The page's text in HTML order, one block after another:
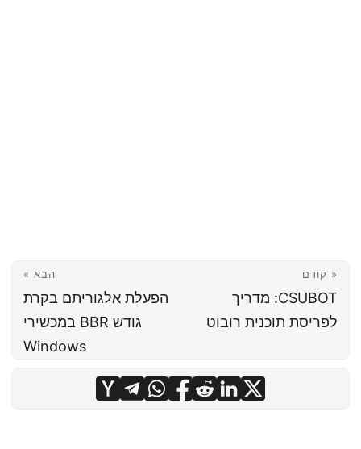
« קודם
CSUBOT: מדריך
לפריסת תוכנית רובוט
הבא »
הפעלת אלגוריתם בקרת
גודש BBR במכשירי
Windows